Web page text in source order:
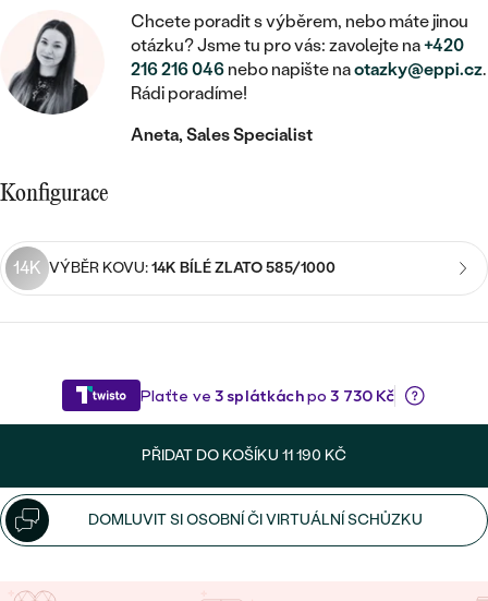
RUČNĚ RYTÉ
S VÝPLNÍ
SVATEBNÍ SETY
DLE CENY
LUXUSNÍ
ZAČÍT S LAB-GROWN DIAMANTEM
ZAČÍT S BAREVNÝM DIAMANTEM
DIAMANT
LAB-GROWN DIAMANT
MOISSANIT
ČERNÝ DIAMANT
SALT AND PEPPER DIAMANT
DRAHOKAM
DĚTSKÉ ŠPERKY
BROŽE
DOPLŇKY
DLE MATERIÁLU
ZLATO
S DRAHOKAMY
S LAB-GROWN DIAMANTY
DĚTSKÉ
PIERCING
S DIAMANTY
S DRAHOKAMY
S PERLAMI
CENOVĚ DOSTUPNÉ
MEDAILONKY
ŘETÍZKY
VE TVARU SRDCE
SE ZVÍŘATY
DLE DRAHOKAMU
S PERLAMI
CENOVĚ DOSTUPNÉ
STATEMENT
PEČETNÍ
S DIAMANTY
S DRAHOKAMY
S PERLAMI
CENOVĚ DOSTUPNÉ
LUXUSNÍ
Chcete poradit s výběrem, nebo máte jinou
otázku? Jsme tu pro vás: zavolejte na+420
216 216 046 nebo napište naotazky@eppi.cz.
Rádi poradíme!
Aneta, Sales Specialist
Konfigurace
14K VÝBĚR KOVU:14K BÍLÉ ZLATO 585/1000
PŘIDAT DO KOŠÍKU 11 190 KČ
DOMLUVIT SI OSOBNÍ ČI VIRTUÁLNÍ SCHŮZKU